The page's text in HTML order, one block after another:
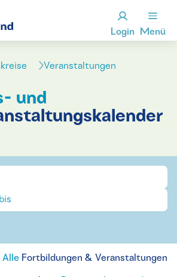
Login Menü
Veranstaltungen
und
Alle Fortbildungen & Veranstaltungen